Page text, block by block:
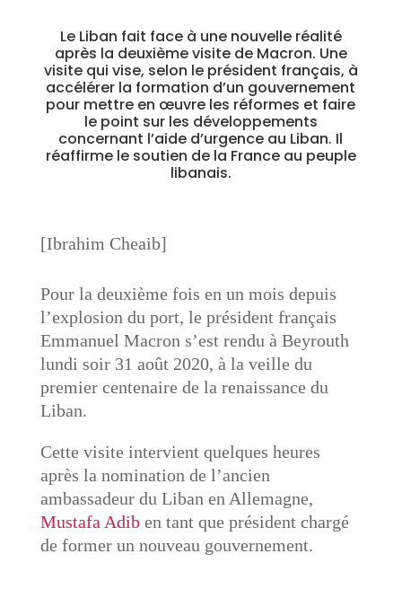
Le Liban fait face à une nouvelle réalité
après la deuxième visite de Macron. Une
visite qui vise, selon le président français, à
accélérer la formation d’un gouvernement
pour mettre en œuvre les réformes et faire
le point sur les développements
concernant l’aide d’urgence au Liban. Il
réaffirme le soutien de la France au peuple
libanais.
[Ibrahim Cheaib]
Pour la deuxième fois en un mois depuis
l’explosion du port, le président français
Emmanuel Macron s’est rendu à Beyrouth
lundi soir 31 août 2020, à la veille du
premier centenaire de la renaissance du
Liban.
Cette visite intervient quelques heures
après la nomination de l’ancien
ambassadeur du Liban en Allemagne,
Mustafa Adiben tant que président chargé
de former un nouveau gouvernement.